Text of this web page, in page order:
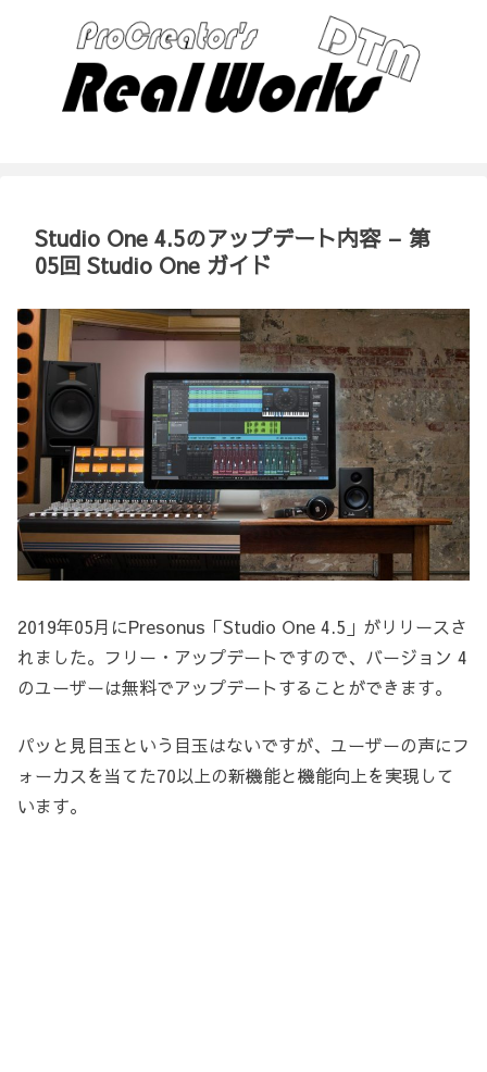
Studio One 4.5のアップデート内容 – 第
05回 Studio One ガイド
2019年05月にPresonus「Studio One 4.5」がリリースさ
れました。フリー・アップデートですので、バージョン 4
のユーザーは無料でアップデートすることができます。
パッと見目玉という目玉はないですが、ユーザーの声にフ
ォーカスを当てた70以上の新機能と機能向上を実現して
います。